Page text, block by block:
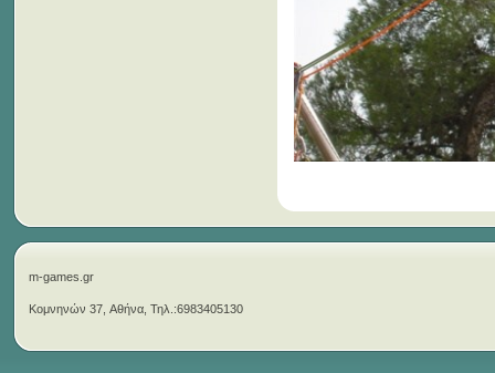
m-games.gr
Κομνηνών 37, Αθήνα, Τηλ.:6983405130